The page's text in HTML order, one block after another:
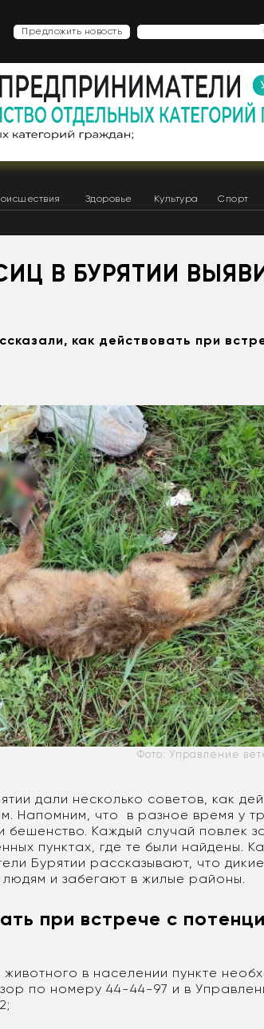
Предложить новость
Здоровье Культура Спорт
В БУРЯТИИ
как действовать при
Фото: Управление
дали несколько советов, как
Напомним, что в разное время у
бешенство. Каждый случай повлек
пунктах, где те были найдены.
Бурятии рассказывают, что
и забегают в жилые районы.
при встрече с
в населении пункте
по номеру 44-44-97 и в